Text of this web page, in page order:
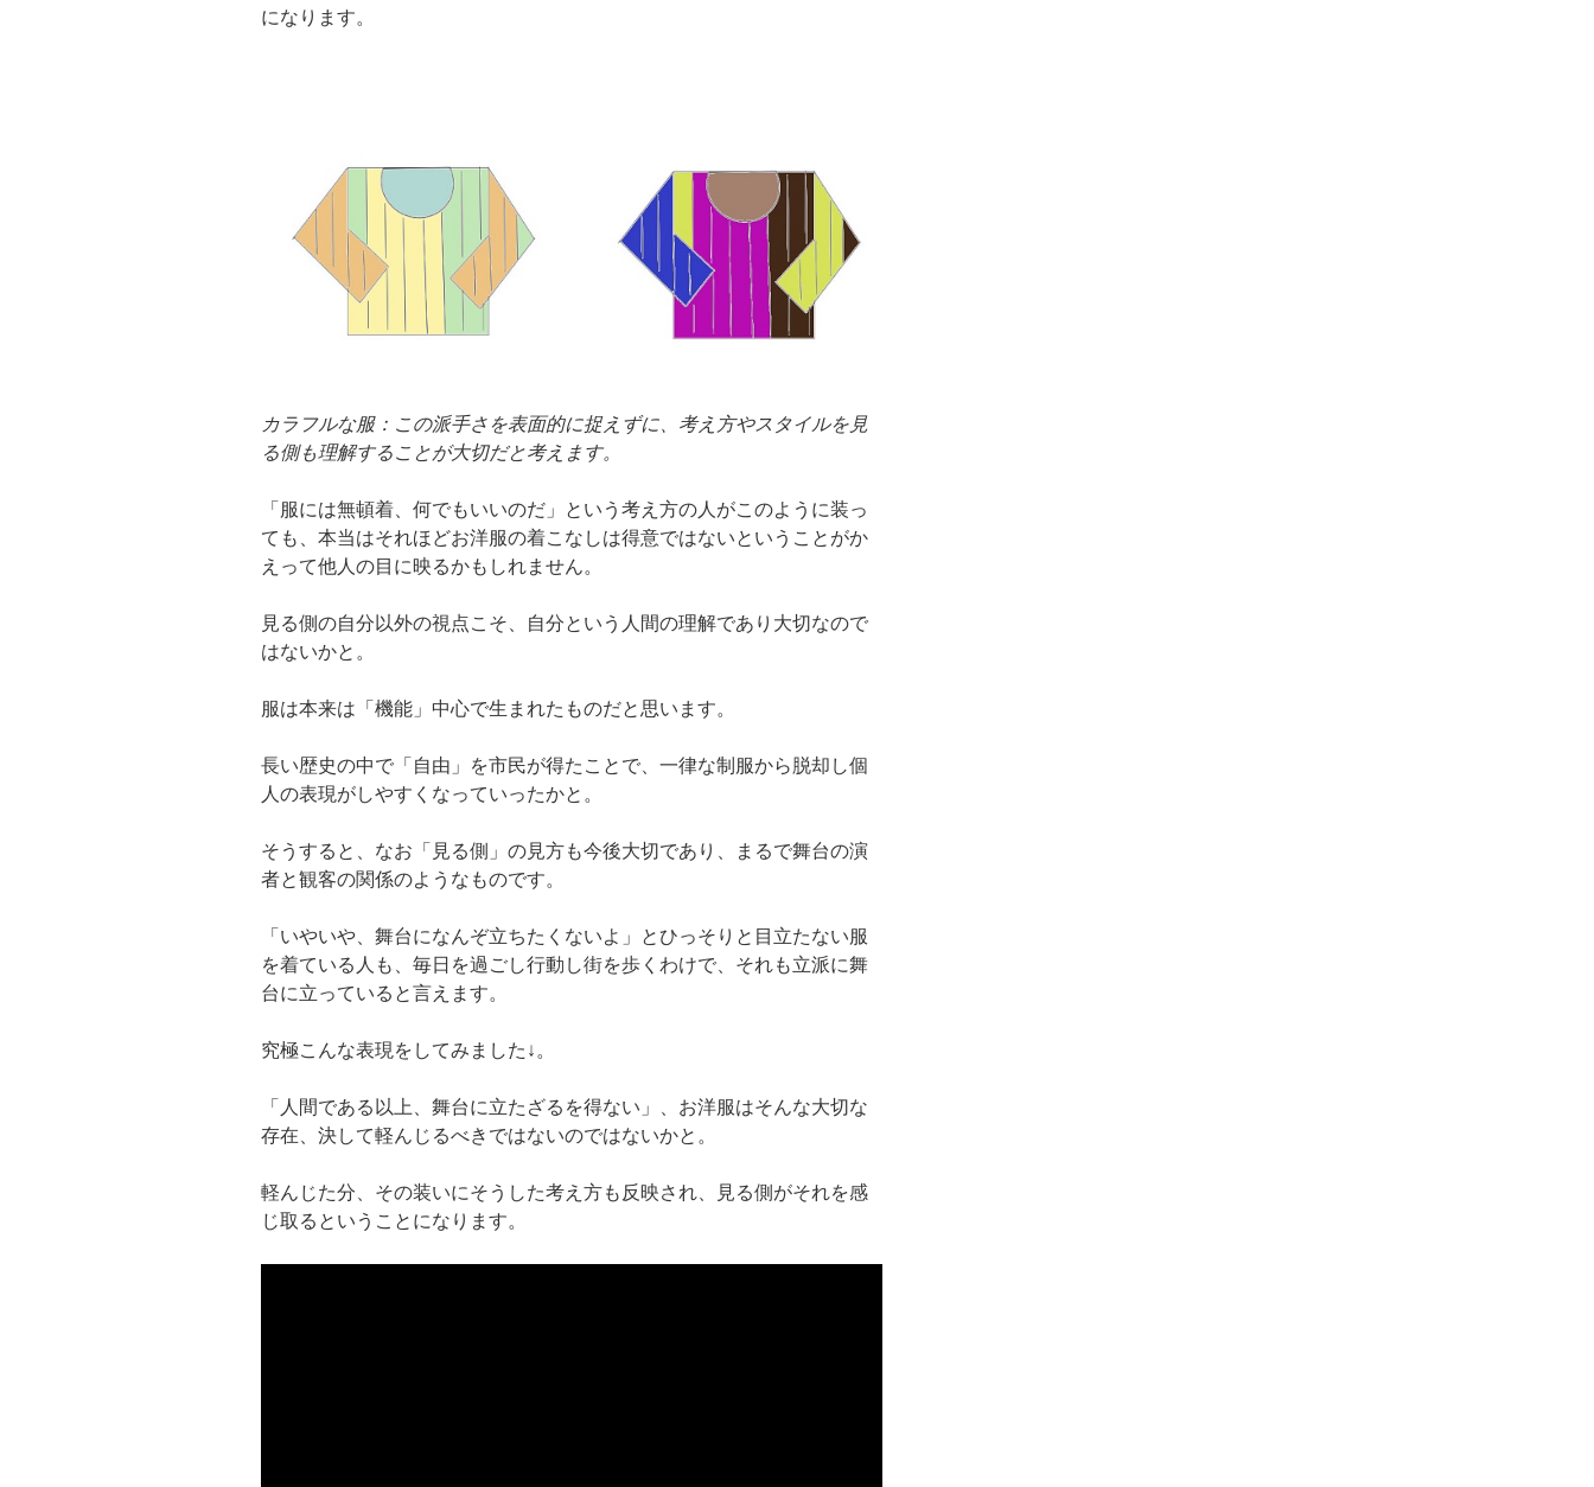
になります。
カラフルな服：この派手さを表面的に捉えずに、考え方やスタイルを見
る側も理解することが大切だと考えます。
「服には無頓着、何でもいいのだ」という考え方の人がこのように装っ
ても、本当はそれほどお洋服の着こなしは得意ではないということがか
えって他人の目に映るかもしれません。
見る側の自分以外の視点こそ、自分という人間の理解であり大切なので
はないかと。
服は本来は「機能」中心で生まれたものだと思います。
長い歴史の中で「自由」を市民が得たことで、一律な制服から脱却し個
人の表現がしやすくなっていったかと。
そうすると、なお「見る側」の見方も今後大切であり、まるで舞台の演
者と観客の関係のようなものです。
「いやいや、舞台になんぞ立ちたくないよ」とひっそりと目立たない服
を着ている人も、毎日を過ごし行動し街を歩くわけで、それも立派に舞
台に立っていると言えます。
究極こんな表現をしてみました↓。
「人間である以上、舞台に立たざるを得ない」、お洋服はそんな大切な
存在、決して軽んじるべきではないのではないかと。
軽んじた分、その装いにそうした考え方も反映され、見る側がそれを感
じ取るということになります。